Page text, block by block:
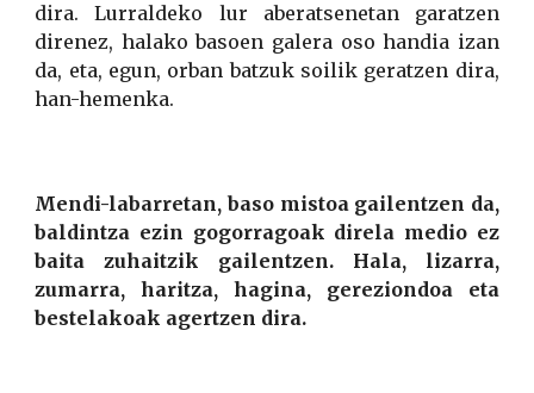
dira. Lurraldeko lur aberatsenetan garatzen
direnez, halako basoen galera oso handia izan
da, eta, egun, orban batzuk soilik geratzen dira,
han-hemenka.
Mendi-labarretan, baso mistoa gailentzen da,
baldintza ezin gogorragoak direla medio ez
baita zuhaitzik gailentzen. Hala, lizarra,
zumarra, haritza, hagina, gereziondoa eta
bestelakoak agertzen dira.